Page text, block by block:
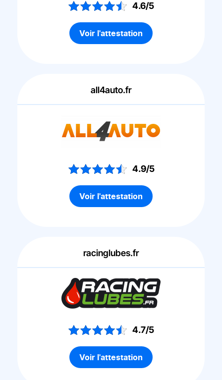
4.6/5
Voir l'attestation
all4auto.fr
4.9/5
Voir l'attestation
racinglubes.fr
4.7/5
Voir l'attestation